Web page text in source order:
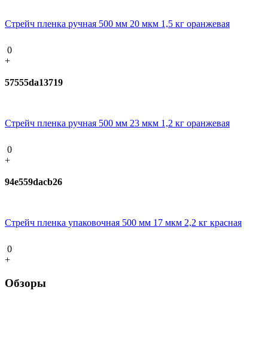
Стрейч пленка ручная 500 мм 20 мкм 1,5 кг оранжевая
0
+
57555da13719
Стрейч пленка ручная 500 мм 23 мкм 1,2 кг оранжевая
0
+
94e559dacb26
Стрейч пленка упаковочная 500 мм 17 мкм 2,2 кг красная
0
+
Обзоры